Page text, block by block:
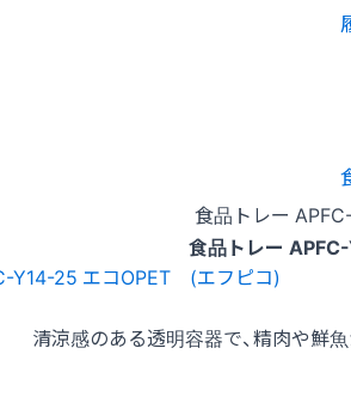
食品トレー
食品トレー
清涼感のある透明容器で、精肉や鮮